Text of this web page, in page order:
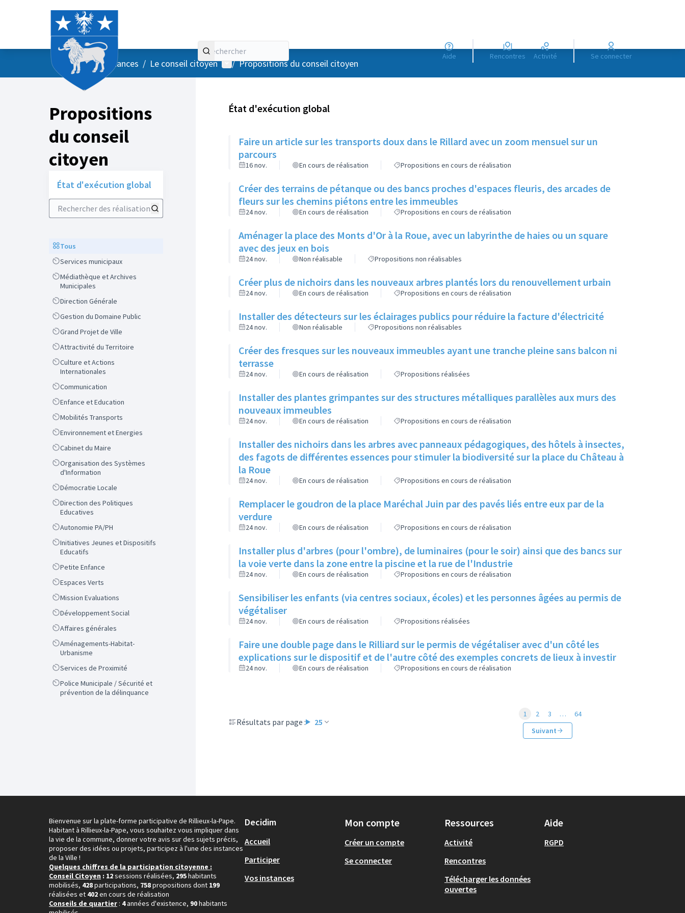
Aide Rencontres Activité Se connecter
AccueilMenu principal
/ Vos instances / Le conseil citoyen Menu utilisateur
/ Propositions du conseil citoyen
Propositions
du conseil
citoyen
État d'exécution global
Rechercher des réalisations
ScopeTous
ScopeServices municipaux
Scope
Médiathèque et Archives
Municipales
ScopeDirection Générale
ScopeGestion du Domaine Public
ScopeGrand Projet de Ville
ScopeAttractivité du Territoire
Scope
Culture et Actions
Internationales
ScopeCommunication
ScopeEnfance et Education
ScopeMobilités Transports
ScopeEnvironnement et Energies
ScopeCabinet du Maire
Scope
Organisation des Systèmes
d'Information
ScopeDémocratie Locale
Scope
Direction des Politiques
Educatives
ScopeAutonomie PA/PH
Scope
Initiatives Jeunes et Dispositifs
Educatifs
ScopePetite Enfance
ScopeEspaces Verts
ScopeMission Evaluations
ScopeDéveloppement Social
ScopeAffaires générales
Scope
Aménagements-Habitat-
Urbanisme
ScopeServices de Proximité
Scope
Police Municipale / Sécurité et
prévention de la délinquance
État d'exécution global
Faire un article sur les transports doux dans le Rillard avec un zoom mensuel sur un
parcours
16 nov. En cours de réalisation Propositions en cours de réalisation
Créer des terrains de pétanque ou des bancs proches d'espaces fleuris, des arcades de
fleurs sur les chemins piétons entre les immeubles
24 nov. En cours de réalisation Propositions en cours de réalisation
Aménager la place des Monts d'Or à la Roue, avec un labyrinthe de haies ou un square
avec des jeux en bois
24 nov. Non réalisable Propositions non réalisables
Créer plus de nichoirs dans les nouveaux arbres plantés lors du renouvellement urbain
24 nov. En cours de réalisation Propositions en cours de réalisation
Installer des détecteurs sur les éclairages publics pour réduire la facture d'électricité
24 nov. Non réalisable Propositions non réalisables
Créer des fresques sur les nouveaux immeubles ayant une tranche pleine sans balcon ni
terrasse
24 nov. En cours de réalisation Propositions réalisées
Installer des plantes grimpantes sur des structures métalliques parallèles aux murs des
nouveaux immeubles
24 nov. En cours de réalisation Propositions en cours de réalisation
Installer des nichoirs dans les arbres avec panneaux pédagogiques, des hôtels à insectes,
des fagots de différentes essences pour stimuler la biodiversité sur la place du Château à
la Roue
24 nov. En cours de réalisation Propositions en cours de réalisation
Remplacer le goudron de la place Maréchal Juin par des pavés liés entre eux par de la
verdure
24 nov. En cours de réalisation Propositions en cours de réalisation
Installer plus d'arbres (pour l'ombre), de luminaires (pour le soir) ainsi que des bancs sur
la voie verte dans la zone entre la piscine et la rue de l'Industrie
24 nov. En cours de réalisation Propositions en cours de réalisation
Sensibiliser les enfants (via centres sociaux, écoles) et les personnes âgées au permis de
végétaliser
24 nov. En cours de réalisation Propositions réalisées
Faire une double page dans le Rilliard sur le permis de végétaliser avec d'un côté les
explications sur le dispositif et de l'autre côté des exemples concrets de lieux à investir
24 nov. En cours de réalisation Propositions en cours de réalisation
Résultats par page : 25
1 2 3 …
64
Suivant
Bienvenue sur la plate-forme participative de Rillieux-la-Pape.
Habitant à Rillieux-la-Pape, vous souhaitez vous impliquer dans
la vie de la commune, donner votre avis sur des sujets précis,
proposer des idées ou projets, participez à l'une des instances
de la Ville !
Quelques chiffres de la participation citoyenne :
Conseil Citoyen : 12sessions réalisées, 295habitants
mobilisés, 428participations, 758propositions dont 199
réalisées et 402en cours de réalisation
Conseils de quartier : 4années d'existence, 90habitants
Decidim
Accueil
Participer
Vos instances
Mon compte
Créer un compte
Se connecter
Ressources
Activité
Rencontres
Télécharger les données
ouvertes
Aide
RGPD